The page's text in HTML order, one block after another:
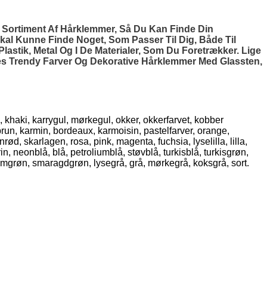
Af Hårklemmer, Så Du Kan Finde Din
Kunne Finde Noget, Som Passer Til Dig, Både Til
Metal Og I De Materialer, Som Du Foretrækker. Lige
Trendy Farver Og Dekorative Hårklemmer Med Glassten,
karrygul, mørkegul, okker, okkerfarvet, kobber
karmin, bordeaux, karmoisin, pastelfarver, orange,
skarlagen, rosa, pink, magenta, fuchsia, lyselilla, lilla,
neonblå, blå, petroliumblå, støvblå, turkisblå, turkisgrøn,
smaragdgrøn, lysegrå, grå, mørkegrå, koksgrå, sort.